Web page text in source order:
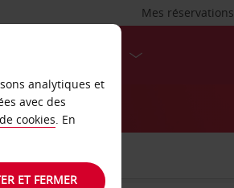
Mes réservations
analytiques et
avec des
cookies. En
ET FERMER